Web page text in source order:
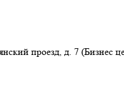
проезд, д. 7 (Бизнес